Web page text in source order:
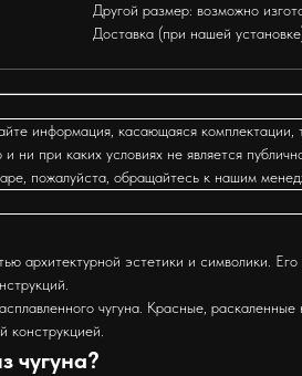
Другой размер: возможно
Доставка (при нашей
информация, касающаяся комплектации,
ни при каких условиях не является
пожалуйста, обращайтесь к нашим
архитектурной эстетики и символики.
чугуна. Красные,
конструкцией.
чугуна?